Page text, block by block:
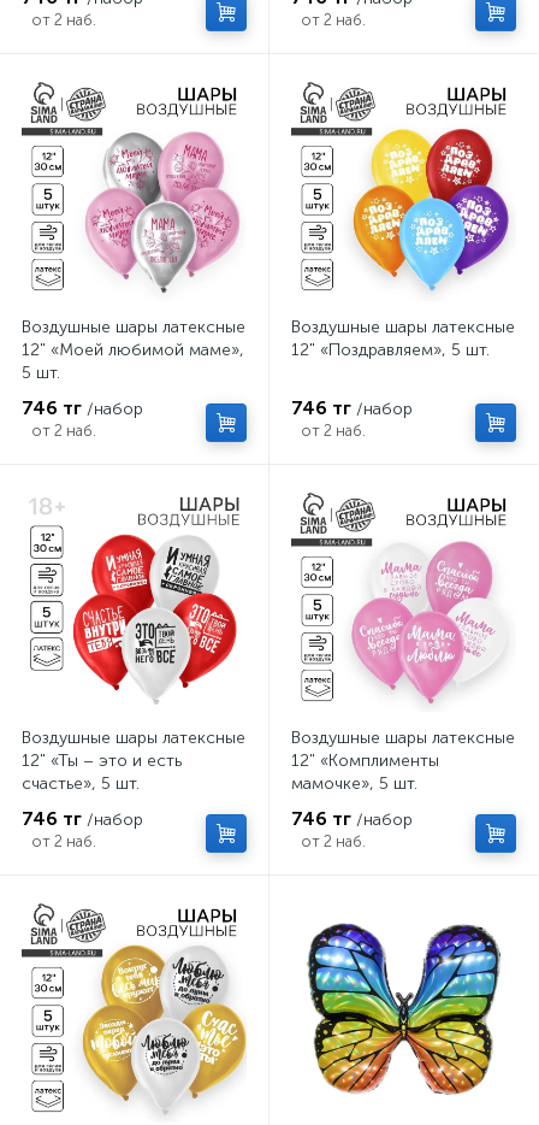
от 2 наб. от 2 наб.
Воздушные шары латексные
12" «Моей любимой маме»,
5 шт.
746 тг /набор
от 2 наб.
Воздушные шары латексные
12" «Поздравляем», 5 шт.
746 тг /набор
от 2 наб.
Воздушные шары латексные
12" «Ты – это и есть
счастье», 5 шт.
746 тг /набор
от 2 наб.
Воздушные шары латексные
12" «Комплименты
мамочке», 5 шт.
746 тг /набор
от 2 наб.